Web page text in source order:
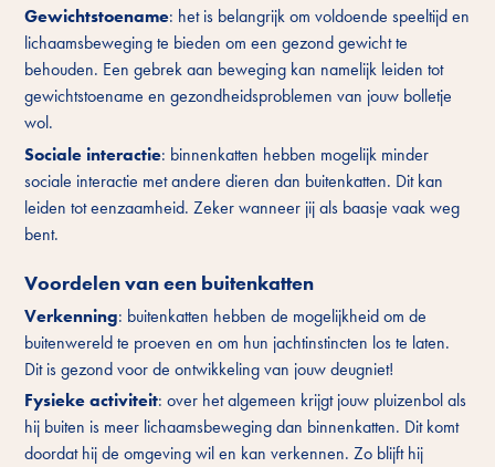
Gewichtstoename: het is belangrijk om voldoende speeltijd en
lichaamsbeweging te bieden om een gezond gewicht te
behouden. Een gebrek aan beweging kan namelijk leiden tot
gewichtstoename en gezondheidsproblemen van jouw bolletje
wol.
Sociale interactie: binnenkatten hebben mogelijk minder
sociale interactie met andere dieren dan buitenkatten. Dit kan
leiden tot eenzaamheid. Zeker wanneer jij als baasje vaak weg
bent.
Voordelen van een buitenkatten
Verkenning: buitenkatten hebben de mogelijkheid om de
buitenwereld te proeven en om hun jachtinstincten los te laten.
Dit is gezond voor de ontwikkeling van jouw deugniet!
Fysieke activiteit: over het algemeen krijgt jouw pluizenbol als
hij buiten is meer lichaamsbeweging dan binnenkatten. Dit komt
doordat hij de omgeving wil en kan verkennen. Zo blijft hij